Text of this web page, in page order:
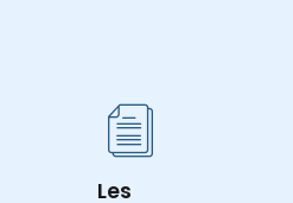
Les